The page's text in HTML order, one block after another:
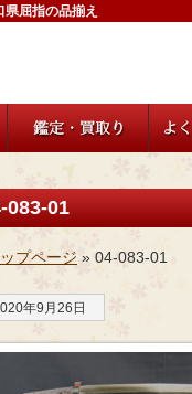
屈指の品揃え
083-01
ップページ » 04-083-01
年9月26日